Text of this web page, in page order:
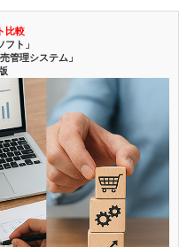
比較
フト」
管理システム」